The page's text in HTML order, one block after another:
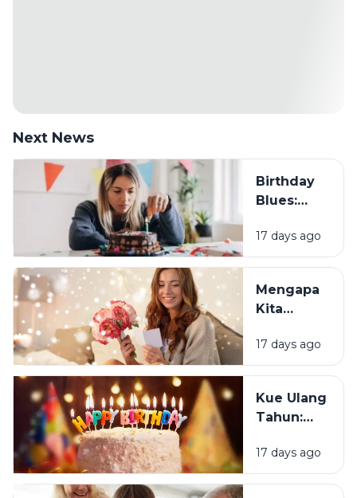
Next News
Birthday
Blues:
Sebagian
Orang
Merasa
Sedih Saat
Tahun?
17 days ago
Mengapa
Kita
Mendapat
Ucapan
Tahun?
17 days ago
Kue Ulang
Tahun:
Tradisi Ini
Berawal?
17 days ago